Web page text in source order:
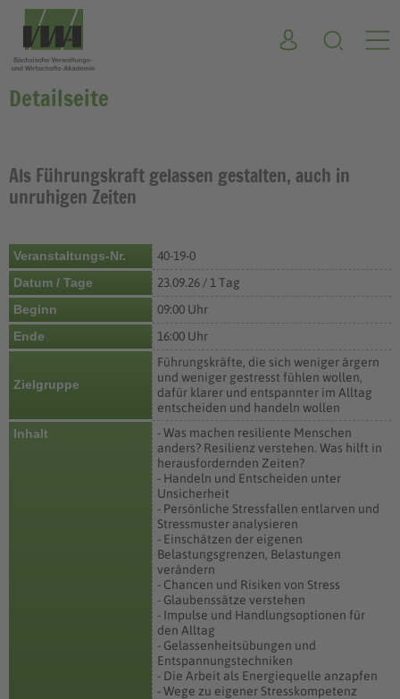
Detailseite
Als Führungskraft gelassen gestalten, auch in
unruhigen Zeiten
Veranstaltungs-Nr.
40-19-0
Datum / Tage
23.09.26 / 1 Tag
Beginn
09:00 Uhr
Ende
16:00 Uhr
Zielgruppe
Führungskräfte, die sich weniger ärgern
und weniger gestresst fühlen wollen,
dafür klarer und entspannter im Alltag
entscheiden und handeln wollen
Inhalt
- Was machen resiliente Menschen
anders? Resilienz verstehen. Was hilft in
herausfordernden Zeiten?
- Handeln und Entscheiden unter
Unsicherheit
- Persönliche Stressfallen entlarven und
Stressmuster analysieren
- Einschätzen der eigenen
Belastungsgrenzen, Belastungen
verändern
- Chancen und Risiken von Stress
- Glaubenssätze verstehen
- Impulse und Handlungsoptionen für
den Alltag
- Gelassenheitsübungen und
Entspannungstechniken
- Die Arbeit als Energiequelle anzapfen
- Wege zu eigener Stresskompetenz